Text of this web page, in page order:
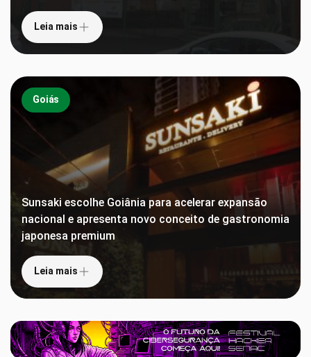
Leia mais
Goiás
Sunsaki escolhe Goiânia para acelerar expansão
nacional e apresenta novo conceito de gastronomia
japonesa premium
Leia mais